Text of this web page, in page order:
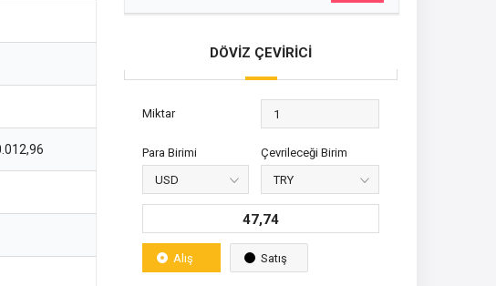
DÖVİZ ÇEVİRİCİ
Miktar
Para Birimi Çevrileceği Birim
47,74
Alış Satış